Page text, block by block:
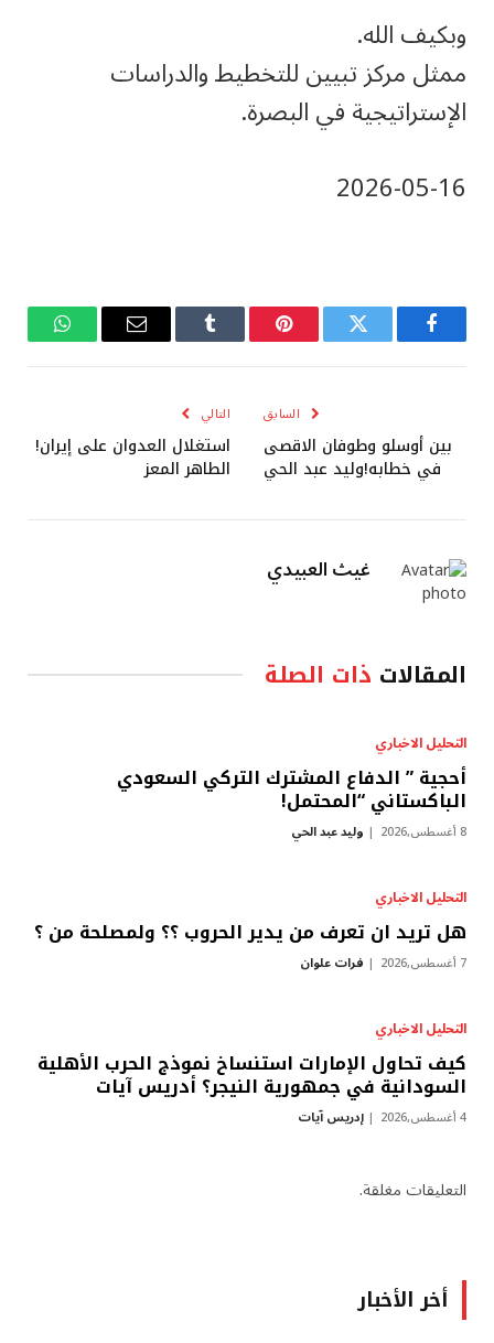
وبكيف الله.
ممثل مركز تبيين للتخطيط والدراسات
الإستراتيجية في البصرة.
‎2026-‎05-‎16
فيسبوك تويتر بينتيريستTumblr
البريد
واتساب
السابق
بين أوسلو وطوفان الاقصى
في خطابه!وليد عبد الحي
التالي
استغلال العدوان على إيران!
الطاهر المعز
غيث العبيدي
المقالات ذات الصلة
التحليل الاخباري
أحجية ” الدفاع المشترك التركي السعودي
الباكستاني “المحتمل!
8 أغسطس,2026 وليد عبد الحي
التحليل الاخباري
هل تريد ان تعرف من يدير الحروب ؟؟ ولمصلحة من ؟
7 أغسطس,2026 فرات علوان
التحليل الاخباري
كيف تحاول الإمارات استنساخ نموذج الحرب الأهلية
السودانية في جمهورية النيجر؟ أدريس آيات
4 أغسطس,2026 إدريس آيات
التعليقات مغلقة.
أخر الأخبار